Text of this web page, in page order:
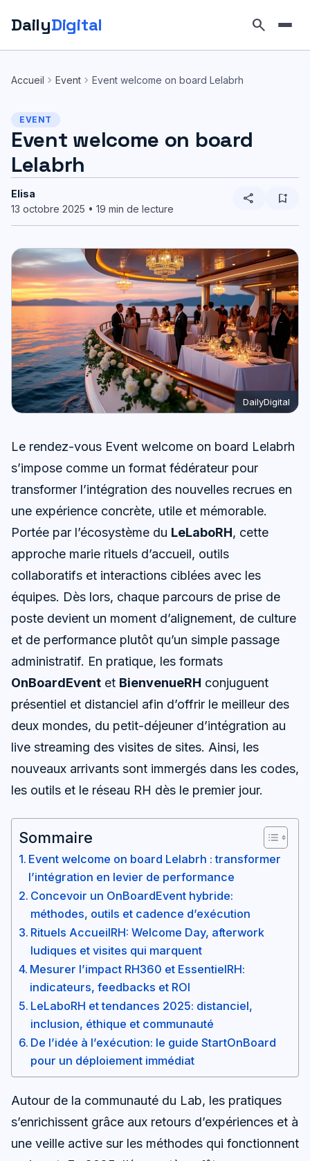
DailyDigital search
Accueil chevron_right Event chevron_right Event welcome on board Lelabrh
EVENT
Event welcome on board
Lelabrh
Elisa
13 octobre 2025 • 19 min de lecture
share bookmark_add
DailyDigital
Le rendez-vous Event welcome on board Lelabrh
s’impose comme un format fédérateur pour
transformer l’intégration des nouvelles recrues en
une expérience concrète, utile et mémorable.
Portée par l’écosystème du LeLaboRH, cette
approche marie rituels d’accueil, outils
collaboratifs et interactions ciblées avec les
équipes. Dès lors, chaque parcours de prise de
poste devient un moment d’alignement, de culture
et de performance plutôt qu’un simple passage
administratif. En pratique, les formats
OnBoardEvent et BienvenueRH conjuguent
présentiel et distanciel afin d’offrir le meilleur des
deux mondes, du petit-déjeuner d’intégration au
live streaming des visites de sites. Ainsi, les
nouveaux arrivants sont immergés dans les codes,
les outils et le réseau RH dès le premier jour.
Sommaire
Event welcome on board Lelabrh : transformer
l’intégration en levier de performance
Concevoir un OnBoardEvent hybride:
méthodes, outils et cadence d’exécution
Rituels AccueilRH: Welcome Day, afterwork
ludiques et visites qui marquent
Mesurer l’impact RH360 et EssentielRH:
indicateurs, feedbacks et ROI
LeLaboRH et tendances 2025: distanciel,
inclusion, éthique et communauté
De l’idée à l’exécution: le guide StartOnBoard
pour un déploiement immédiat
Autour de la communauté du Lab, les pratiques
s’enrichissent grâce aux retours d’expériences et à
une veille active sur les méthodes qui fonctionnent